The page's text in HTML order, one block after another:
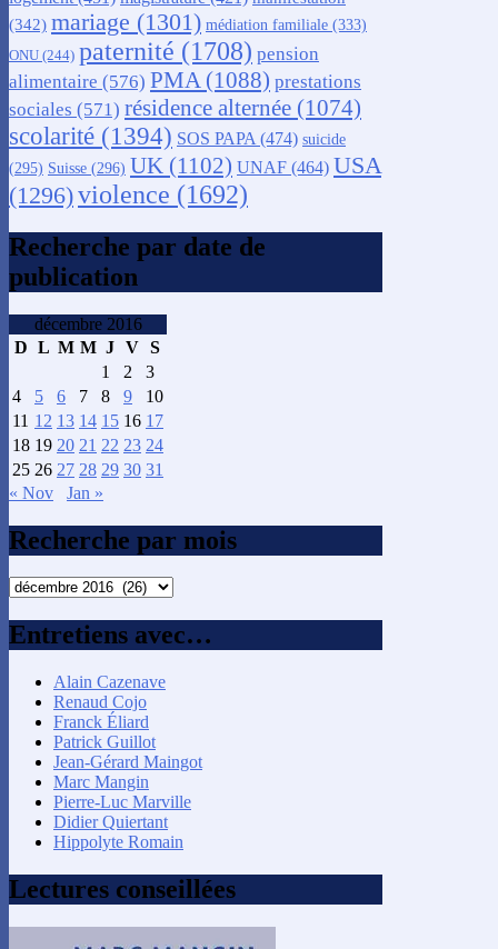
(342) mariage (1301) médiation familiale (333)
ONU (244) paternité (1708) pension
alimentaire (576) PMA(1088) prestations
sociales (571) résidence alternée (1074)
scolarité (1394) SOS PAPA(474) suicide
(295) Suisse (296) UK (1102) UNAF (464) USA
(1296)violence (1692)
Recherche par date de
publication
décembre 2016
D L M M J V S
1
2
3
4
5 6 7 8 9
10
11 12 13 14 15 16 17
18 19 20 21 22 23 24
25 26 27 28 29 30 31
« Nov
Jan »
Recherche par mois
Recherche
mois
Entretiens avec…
Alain Cazenave
Renaud Cojo
Franck Éliard
Patrick Guillot
Jean-Gérard Maingot
Marc Mangin
Pierre-Luc Marville
Didier Quiertant
Hippolyte Romain
Lectures conseillées